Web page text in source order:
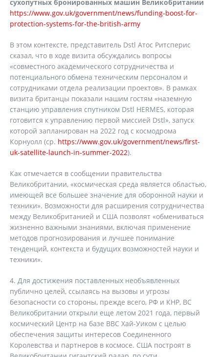
сухопутных бронированных машин Великобритании
https://www.gov.uk/government/news/funding-boost-for-
protection-systems-for-the-british-army
В этом контексте, представитель Dstl Атос Ритсперис
сказал, что в ходе визита обсуждались вопросы
«совместного академического сотрудничества и
потенциального обмена техническим персоналом и
сотрудниками отдела реализации проектов». В рамках
визита британцы показали нашим гостям «наземную
станцию управления спутником Dstl HERMES, которая
готовится к управлению первой миссией Dstl», запуск
которой запланирован на 2022 год с космодрома
Корнуолл (ср. https://www.gov.uk/government/news/first-
uk-satellite-launch-in-summer-2022).
Как отмечается в сообщении правительства
Великобритании, «космическая среда является областью,
имеющей все большее значение для оборонной науки и
техники». Возможности для расширения сотрудничества
между Великобританией и США позволят «обмениваться
жизненно важными знаниями, включая применение
методов прогнозирования и лучшее понимание
тенденций, контекста и будущих возможностей науки и
техники».
4. Для достижения поставленных необъявленных
публично целей, ссылаясь на вызовы и угрозы
безопасности со стороны, прежде всего, РФ и КНР, ВС
Великобритании открыли еще летом 2021 года, первый
космический Центр на базе ВВС Хай-Уиком с целью
обеспечения защиты интересов Соединенного
Королевства и партнеров в космосе. США построят в